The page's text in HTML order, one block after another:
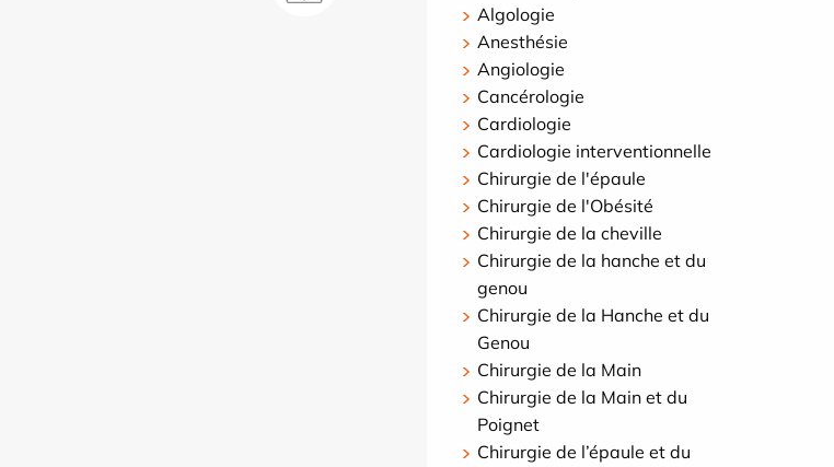
Algologie
Anesthésie
Angiologie
Cancérologie
Cardiologie
Cardiologie interventionnelle
Chirurgie de l'épaule
Chirurgie de l'Obésité
Chirurgie de la cheville
Chirurgie de la hanche et du
genou
Chirurgie de la Hanche et du
Genou
Chirurgie de la Main
Chirurgie de la Main et du
Poignet
Chirurgie de l’épaule et du